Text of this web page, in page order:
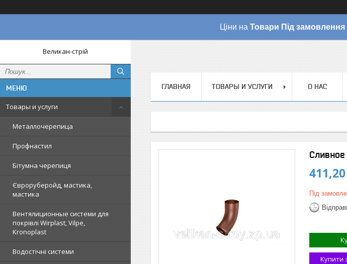
Ціни на Товари Під замовлення
Великан-стрій
Товары и услуги
Металлочерепица
Профнастил
Бітумна черепиця
Євроруберойд, мастика,
мастика
Вентялиционные системи для
покрівлі Wirplast, Vilpe,
Kronoplast
Водостічні системи
ГЛАВНАЯ ТОВАРЫ И УСЛУГИ О НАС
Під
Купити